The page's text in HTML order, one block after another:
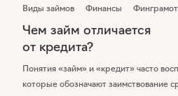
Виды займов Финансы
Чем займ отличается
от кредита?
Понятия «займ» и «кредит» часто
которые обозначают заимствование